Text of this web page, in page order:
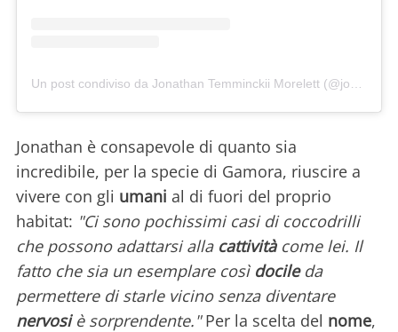
Jonathan è consapevole di quanto sia
incredibile, per la specie di Gamora, riuscire a
vivere con gli umani al di fuori del proprio
habitat: "Ci sono pochissimi casi di coccodrilli
che possono adattarsi alla cattivitàcome lei. Il
fatto che sia un esemplare così docileda
permettere di starle vicino senza diventare
nervosiè sorprendente."Per la scelta del nome,